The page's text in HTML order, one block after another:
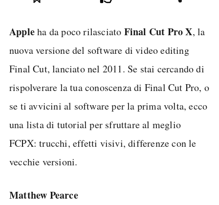
Appleha da poco rilasciato Final Cut Pro X, la
nuova versione del software di video editing
Final Cut, lanciato nel 2011. Se stai cercando di
rispolverare la tua conoscenza di Final Cut Pro, o
se ti avvicini al software per la prima volta, ecco
una lista di tutorial per sfruttare al meglio
FCPX: trucchi, effetti visivi, differenze con le
vecchie versioni.
Matthew Pearce